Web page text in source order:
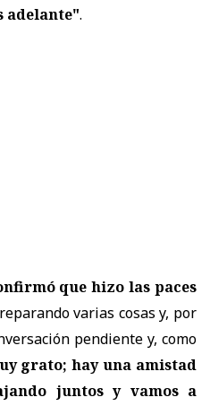
adelante".
que hizo las paces
varias cosas y, por
pendiente y, como
grato; hay una amistad
juntos y vamos a